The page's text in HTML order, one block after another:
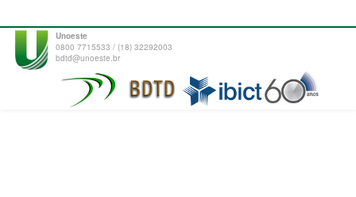
Unoeste
0800 7715533 / (18) 32292003
bdtd@unoeste.br